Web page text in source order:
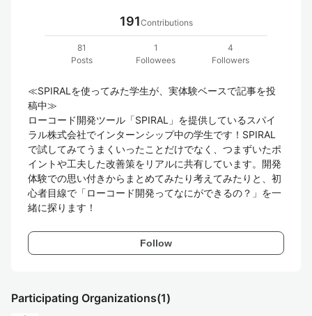
191Contributions
81
Posts
1
Followees
4
Followers
≪SPIRALを使ってみた学生が、実体験ベースで記事を投
稿中≫
ローコード開発ツール「SPIRAL」を提供しているスパイ
ラル株式会社でインターンシップ中の学生です！SPIRAL
で試してみてうまくいったことだけでなく、つまずいたポ
イントや工夫した改善策をリアルに共有しています。開発
体験での思い付きからまとめてみたり考えてみたりと、初
心者目線で「ローコード開発ってなにができるの？」を一
緒に探ります！
Follow
Participating Organizations(1)